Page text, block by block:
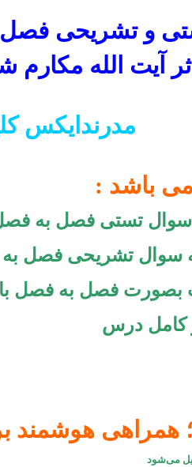
آیت الله مکارم
مدرندایکس
باشد :
بصورت فصل به فصل
کامل درس
هوشمند برای
می‌شود